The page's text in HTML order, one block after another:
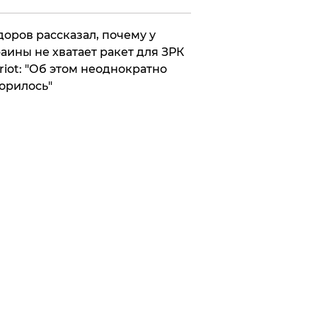
рассказал, почему у
не хватает ракет для ЗРК
"Об этом неоднократно